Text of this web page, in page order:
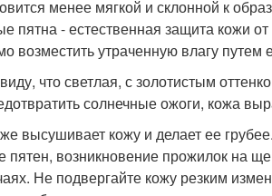
менее мягкой и склонной к
пятна - естественная защита кожи
возместить утраченную влагу
что светлая, с золотистым
солнечные ожоги, кожа
высушивает кожу и делает ее
пятен, возникновение прожилок на
Не подвергайте кожу резким